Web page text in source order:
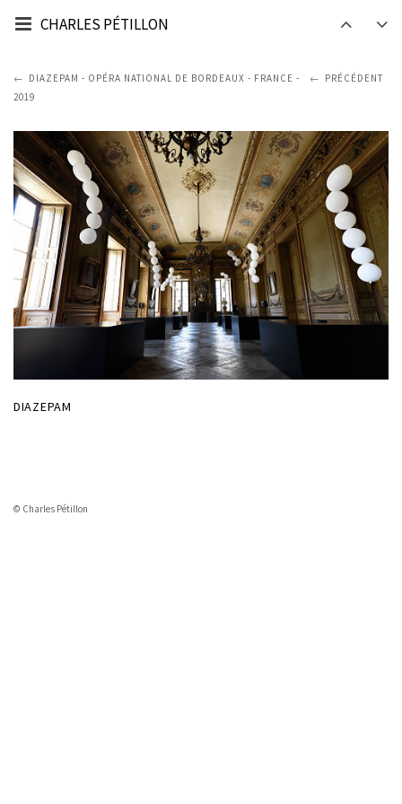
CHARLES PÉTILLON
PRÉCÉDENT
DIAZEPAM - OPÉRA NATIONAL DE BORDEAUX - FRANCE -
2019
DIAZEPAM
© Charles Pétillon